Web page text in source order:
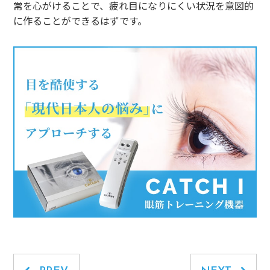
常を心がけることで、疲れ目になりにくい状況を意図的
に作ることができるはずです。